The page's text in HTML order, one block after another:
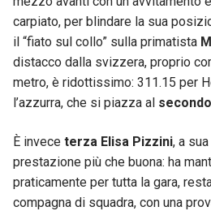
carpiato, per blindare la sua
il “fiato sul collo” sulla primatista
distacco dalla svizzera, proprio
metro, è ridottissimo: 311.15 per
l’azzurra, che si piazza al
È invece terza Elisa Pizzini, a
prestazione più che buona: ha
praticamente per tutta la gara,
compagna di squadra, con una